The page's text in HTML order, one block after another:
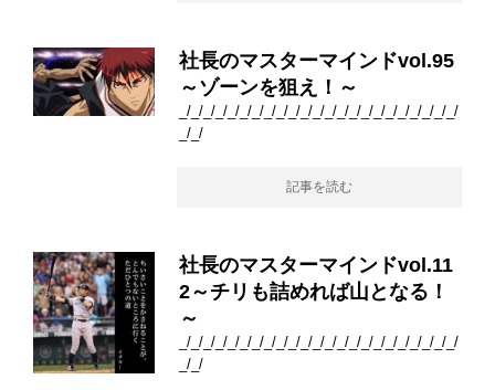
社長のマスターマインドvol.95
～ゾーンを狙え！～
_/_/_/_/_/_/_/_/_/_/_/_/_/_/_/_/_/_/_/_/_/_/_/
_/_/
記事を読む
社長のマスターマインドvol.11
2～チリも詰めれば山となる！
～
_/_/_/_/_/_/_/_/_/_/_/_/_/_/_/_/_/_/_/_/_/_/_/
_/_/